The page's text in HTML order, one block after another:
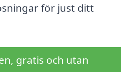
för just ditt
gratis och utan